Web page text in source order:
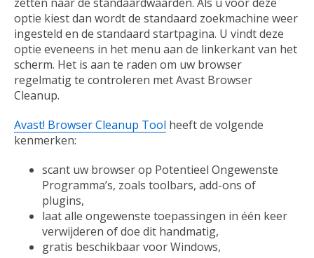
optie kiest dan wordt de standaard zoekmachine weer
ingesteld en de standaard startpagina. U vindt deze
optie eveneens in het menu aan de linkerkant van het
scherm. Het is aan te raden om uw browser
regelmatig te controleren met Avast Browser
Cleanup.
Avast! Browser Cleanup Tool heeft de volgende
kenmerken:
scant uw browser op Potentieel Ongewenste
Programma’s, zoals toolbars, add-ons of
plugins,
laat alle ongewenste toepassingen in één keer
verwijderen of doe dit handmatig,
gratis beschikbaar voor Windows,